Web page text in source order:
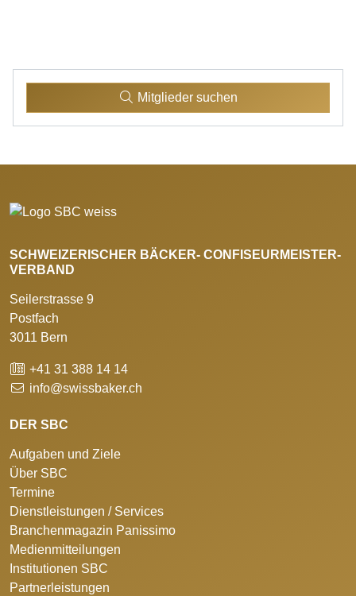
Mitglieder suchen
SCHWEIZERISCHER BÄCKER- CONFISEURMEISTER-
VERBAND
Seilerstrasse 9
Postfach
3011 Bern
+41 31 388 14 14
info@swissbaker.ch
DER SBC
Aufgaben und Ziele
Über SBC
Termine
Dienstleistungen / Services
Branchenmagazin Panissimo
Medienmitteilungen
Institutionen SBC
Partnerleistungen